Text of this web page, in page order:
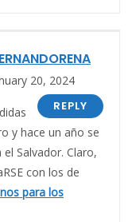
20, 2024
REPLY
y hace un año se
Salvador. Claro,
con los de
para los